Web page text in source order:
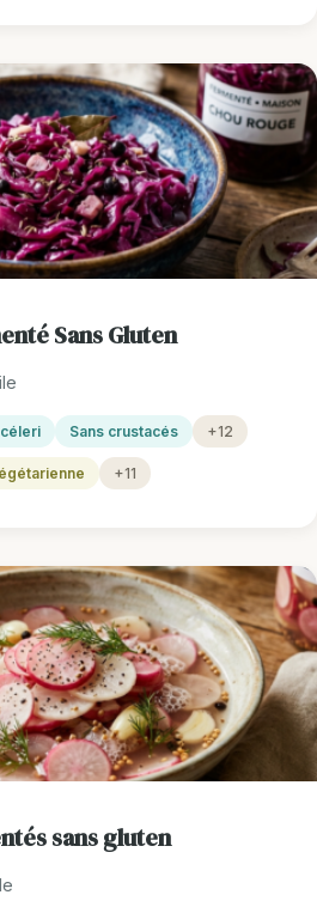
Sans Gluten
Sans crustacés +12
+11
sans gluten